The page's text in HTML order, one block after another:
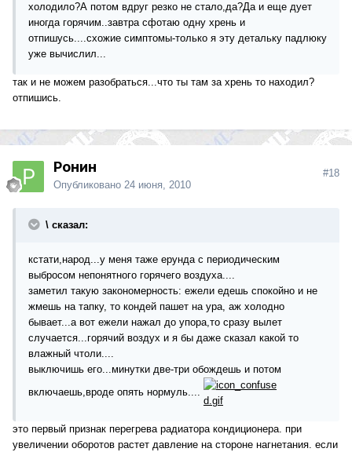
холодило?А потом вдруг резко не стало,да?Да и еще дует
иногда горячим..завтра сфотаю одну хрень и
отпишусь....схожие симптомы-только я эту детальку падлюку
уже вычислил...
так и не можем разобраться...что ты там за хрень то находил?
отпишись.
Ронин
Опубликовано 24 июня, 2010
#18
\ сказал:
кстати,народ...у меня таже ерунда с периодическим
выбросом непонятного горячего воздуха....
заметил такую закономерность: ежели едешь спокойно и не
жмешь на тапку, то кондей пашет на ура, аж холодно
бывает...а вот ежели нажал до упора,то сразу вылет
случается...горячий воздух и я бы даже сказал какой то
влажный чтоли....
выключишь его...минутки две-три обождешь и потом
включаешь,вроде опять нормуль....
это первый признак перегрева радиатора кондиционера. при
увеличении оборотов растет давление на стороне нагнетания. если